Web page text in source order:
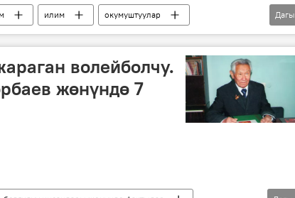
илим
окумуштуулар
Дагы
волейболчу.
жөнүндө 7